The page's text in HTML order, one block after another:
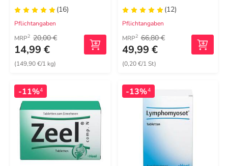
(16)
Pflichtangaben
MRP2 20,00 €
14,99 €
(149,90 €/1 kg)
(12)
Pflichtangaben
MRP2 66,80 €
49,99 €
(0,20 €/1 St)
-11%4 -13%4